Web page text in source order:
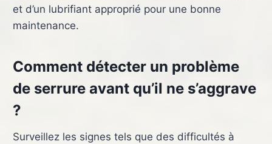
et d’un lubrifiant approprié pour une bonne
maintenance.
Comment détecter un problème
de serrure avant qu’il ne s’aggrave
?
Surveillez les signes tels que des difficultés à